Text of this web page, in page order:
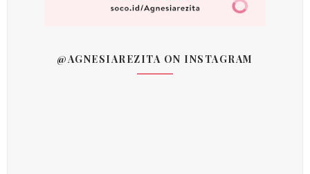
@AGNESIAREZITA ON INSTAGRAM